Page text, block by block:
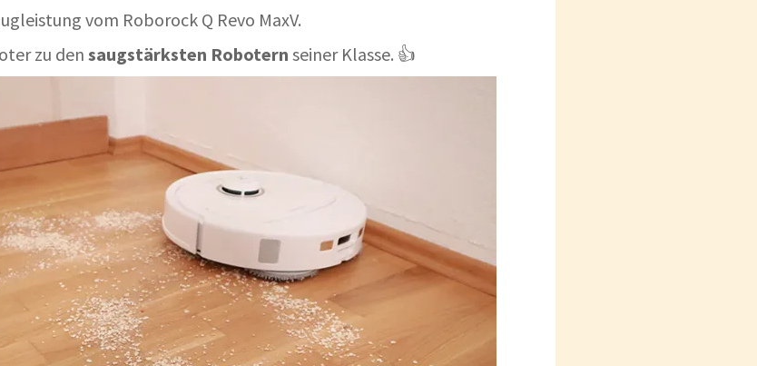
vom Roborock Q Revo MaxV.
zu den saugstärksten Robotern seiner Klasse. 👍